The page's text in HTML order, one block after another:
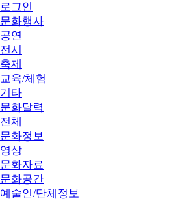
로그인
문화행사
공연
전시
축제
교육/체험
기타
문화달력
전체
문화정보
영상
문화자료
문화공간
예술인/단체정보